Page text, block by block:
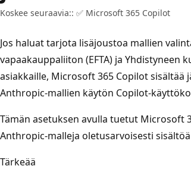
Koskee seuraavia:: ✅ Microsoft 365 Copilot
Jos haluat tarjota lisäjoustoa mallien
vapaakauppaliiton (EFTA) ja
asiakkaille, Microsoft 365 Copilot
Anthropic-mallien käytön Copilot-
Tämän asetuksen avulla tuetut Microsoft
Anthropic-malleja oletusarvoisesti
Tärkeää